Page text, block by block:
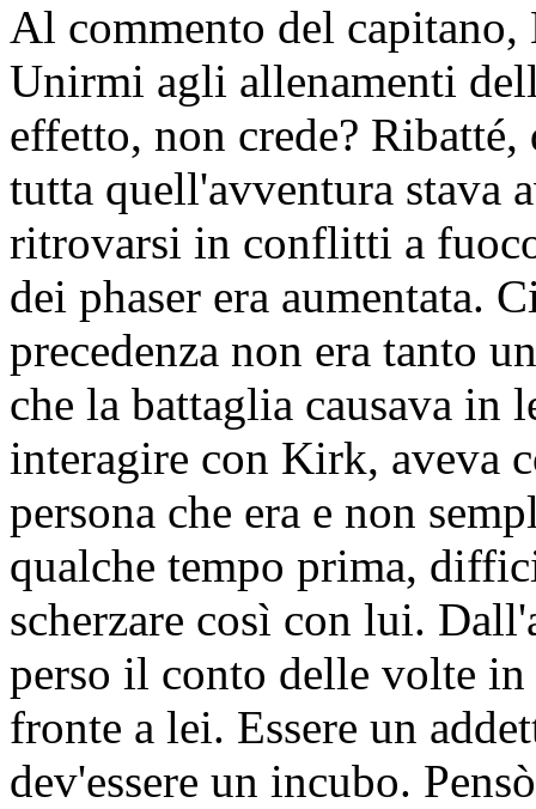
Al commento del
Unirmi agli allenamenti
effetto, non crede? Ribatté,
tutta quell'avventura stava
ritrovarsi in conflitti a
dei phaser era aumentata.
precedenza non era tanto
che la battaglia causava in
interagire con Kirk, aveva
persona che era e non
qualche tempo prima,
scherzare così con lui.
perso il conto delle volte
fronte a lei. Essere un
dev'essere un incubo.